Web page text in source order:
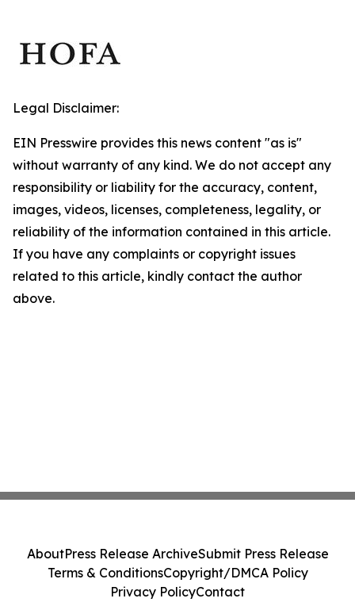
Legal Disclaimer:
EIN Presswire provides this news content "as is"
without warranty of any kind. We do not accept any
responsibility or liability for the accuracy, content,
images, videos, licenses, completeness, legality, or
reliability of the information contained in this article.
If you have any complaints or copyright issues
related to this article, kindly contact the author
above.
AboutPress Release ArchiveSubmit Press Release
Terms & ConditionsCopyright/DMCA Policy
Privacy PolicyContact